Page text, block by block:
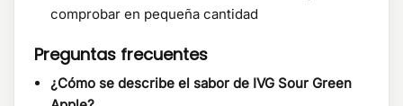
comprobar en pequeña cantidad
Preguntas frecuentes
¿Cómo se describe el sabor de IVG Sour Green